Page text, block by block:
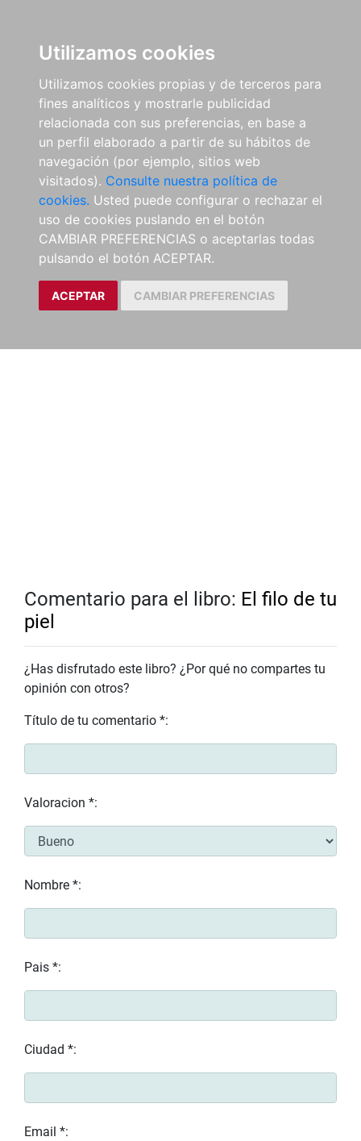
Utilizamos cookies
Utilizamos cookies propias y de terceros para
fines analíticos y mostrarle publicidad
relacionada con sus preferencias, en base a
un perfil elaborado a partir de su hábitos de
navegación (por ejemplo, sitios web
visitados). Consulte nuestra política de
cookies. Usted puede configurar o rechazar el
uso de cookies puslando en el botón
CAMBIAR PREFERENCIAS o aceptarlas todas
pulsando el botón ACEPTAR.
ACEPTAR CAMBIAR PREFERENCIAS
Comentario para el libro: El filo de tu
piel
¿Has disfrutado este libro? ¿Por qué no compartes tu
opinión con otros?
Título de tu comentario *:
Valoracion *:
Nombre *:
Pais *:
Ciudad *:
Email *: